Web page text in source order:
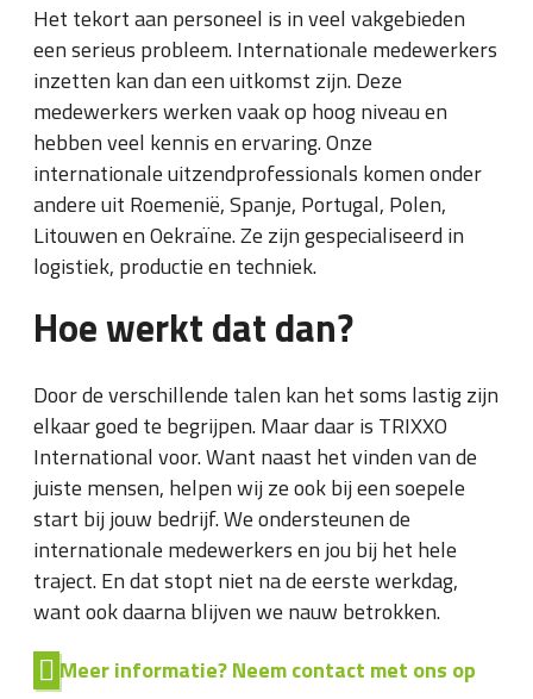
Het tekort aan personeel is in veel vakgebieden
een serieus probleem. Internationale medewerkers
inzetten kan dan een uitkomst zijn. Deze
medewerkers werken vaak op hoog niveau en
hebben veel kennis en ervaring. Onze
internationale uitzendprofessionals komen onder
andere uit Roemenië, Spanje, Portugal, Polen,
Litouwen en Oekraïne. Ze zijn gespecialiseerd in
logistiek, productie en techniek.
Hoe werkt dat dan?
Door de verschillende talen kan het soms lastig zijn
elkaar goed te begrijpen. Maar daar is TRIXXO
International voor. Want naast het vinden van de
juiste mensen, helpen wij ze ook bij een soepele
start bij jouw bedrijf. We ondersteunen de
internationale medewerkers en jou bij het hele
traject. En dat stopt niet na de eerste werkdag,
want ook daarna blijven we nauw betrokken.
Meer informatie? Neem contact met ons op